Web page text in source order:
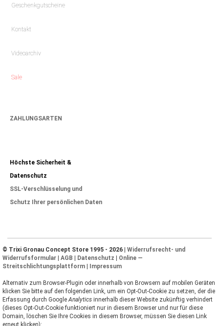
Geschenkgutscheine
Kontakt
Videoarchiv
Sale
ZAHLUNGSARTEN
Höchste Sicherheit &
Datenschutz
SSL-Verschlüsselung und
Schutz Ihrer persönlichen Daten
© Trixi Gronau Concept Store 1995 - 2026 | Widerrufsrecht- und
Widerrufsformular | AGB | Datenschutz | Online —
Streitschlichtungsplattform | Impressum
Alternativ zum Browser-Plugin oder innerhalb von Browsern auf mobilen Geräten
klicken Sie bitte auf den folgenden Link, um ein Opt-Out-Cookie zu setzen, der die
Erfassung durch Google Analytics innerhalb dieser Website zukünftig verhindert
(dieses Opt-Out-Cookie funktioniert nur in diesem Browser und nur für diese
Domain, löschen Sie Ihre Cookies in diesem Browser, müssen Sie diesen Link
erneut klicken):